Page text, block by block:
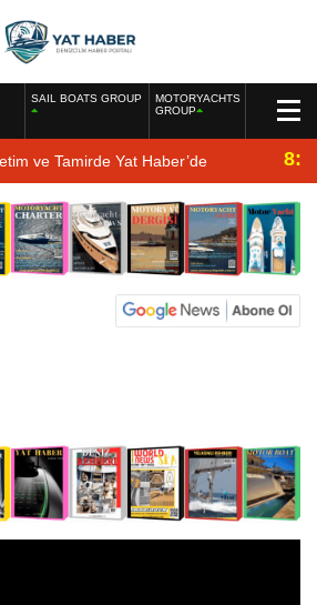
SAIL BOATS GROUP
MOTORYACHTS
GROUP
ve Tamirde Yat Haber’de